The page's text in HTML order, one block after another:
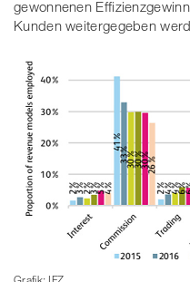
gewonnenen
Kunden weitergegeben
Grafik: IFZ